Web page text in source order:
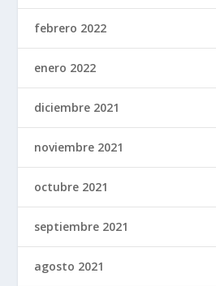
febrero 2022
enero 2022
diciembre 2021
noviembre 2021
octubre 2021
septiembre 2021
agosto 2021